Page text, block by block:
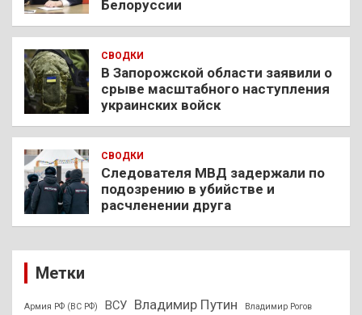
Белоруссии
СВОДКИ
В Запорожской области заявили о
срыве масштабного наступления
украинских войск
СВОДКИ
Следователя МВД задержали по
подозрению в убийстве и
расчленении друга
Метки
Армия РФ (ВС РФ) ВСУ Владимир Путин Владимир Рогов